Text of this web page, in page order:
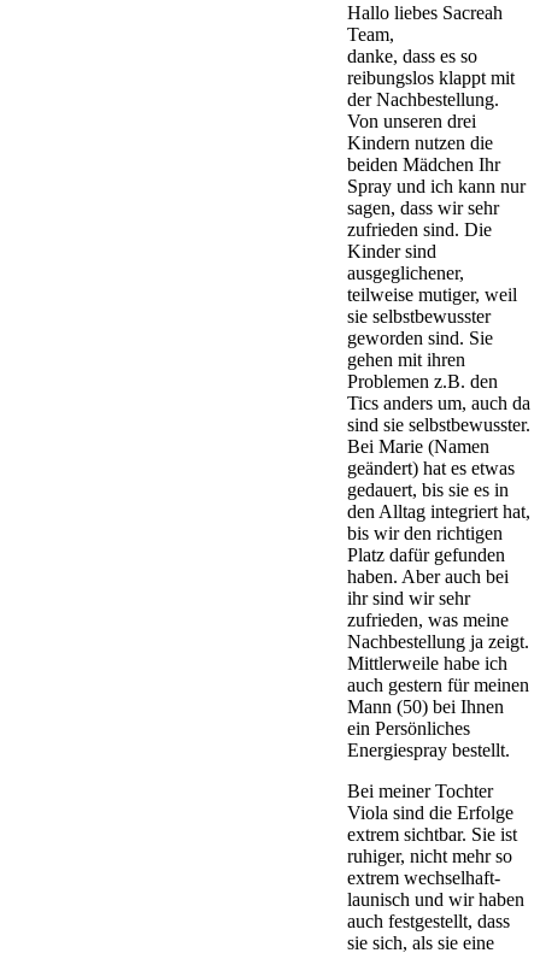
Hallo liebes Sacreah
Team,
danke, dass es so
reibungslos klappt mit
der Nachbestellung.
Von unseren drei
Kindern nutzen die
beiden Mädchen Ihr
Spray und ich kann nur
sagen, dass wir sehr
zufrieden sind. Die
Kinder sind
ausgeglichener,
teilweise mutiger, weil
sie selbstbewusster
geworden sind. Sie
gehen mit ihren
Problemen z.B. den
Tics anders um, auch da
sind sie selbstbewusster.
Bei Marie (Namen
geändert) hat es etwas
gedauert, bis sie es in
den Alltag integriert hat,
bis wir den richtigen
Platz dafür gefunden
haben. Aber auch bei
ihr sind wir sehr
zufrieden, was meine
Nachbestellung ja zeigt.
Mittlerweile habe ich
auch gestern für meinen
Mann (50) bei Ihnen
ein Persönliches
Energiespray bestellt.
Bei meiner Tochter
Viola sind die Erfolge
extrem sichtbar. Sie ist
ruhiger, nicht mehr so
extrem wechselhaft-
launisch und wir haben
auch festgestellt, dass
sie sich, als sie eine